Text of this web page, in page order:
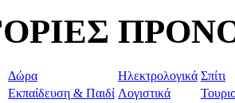
Δώρα Ηλεκτρολογικά Σπίτι
Εκπαίδευση & Παιδί Λογιστικά